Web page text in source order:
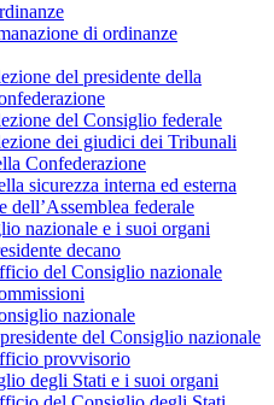
di ordinanze
del presidente della
del Consiglio federale
dei giudici dei Tribunali
Confederazione
sicurezza interna ed esterna
dell’Assemblea federale
nazionale e i suoi organi
decano
del Consiglio nazionale
nazionale
del Consiglio nazionale
provvisorio
degli Stati e i suoi organi